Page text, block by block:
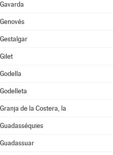
Gavarda
Genovés
Gestalgar
Gilet
Godella
Godelleta
Granja de la Costera, la
Guadasséquies
Guadassuar